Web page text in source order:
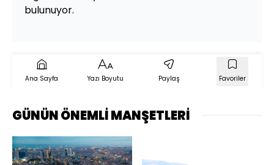
bulunuyor.
Ana Sayfa Yazı Boyutu Paylaş Favoriler
GÜNÜN ÖNEMLİ MANŞETLERİ